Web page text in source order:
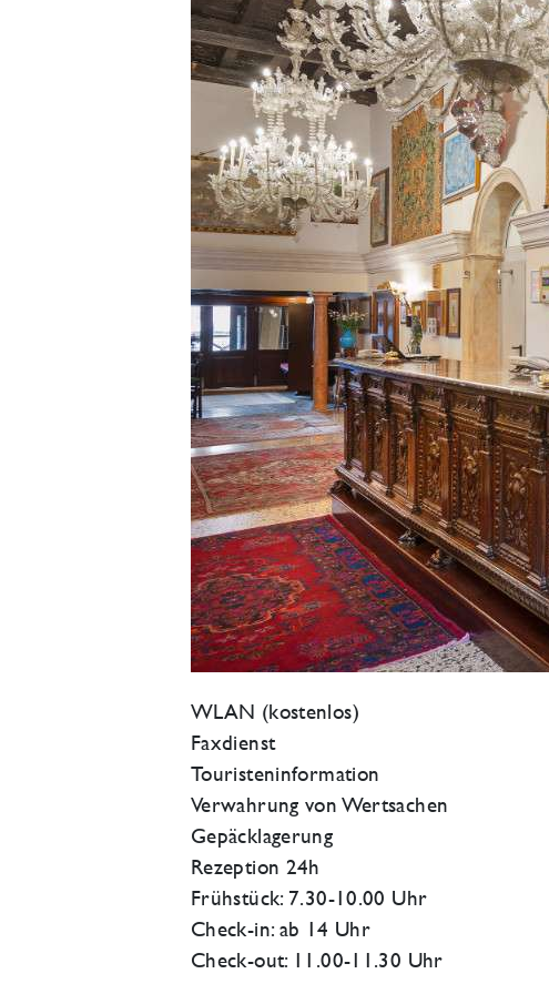
WLAN (kostenlos)
Faxdienst
Touristeninformation
Verwahrung von Wertsachen
Gepäcklagerung
Rezeption 24h
Frühstück: 7.30-10.00 Uhr
Check-in: ab 14 Uhr
Check-out: 11.00-11.30 Uhr